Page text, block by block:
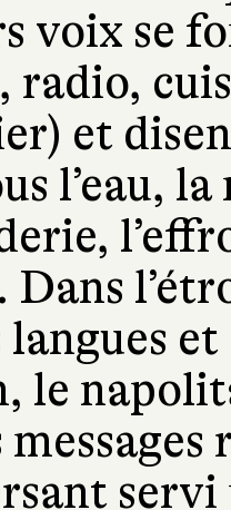
voix se
radio,
et
l’eau,
Dans
langues
le